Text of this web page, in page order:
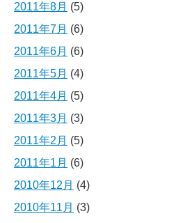
2011年8月 (5)
2011年7月 (6)
2011年6月 (6)
2011年5月 (4)
2011年4月 (5)
2011年3月 (3)
2011年2月 (5)
2011年1月 (6)
2010年12月 (4)
2010年11月 (3)